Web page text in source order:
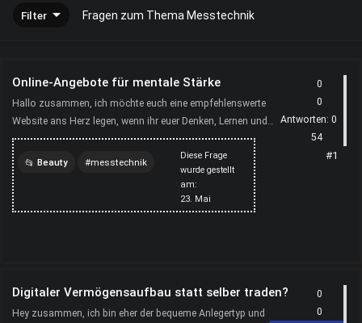
Filter Fragen zum Thema Messtechnik
Online-Angebote für mentale Stärke
Hallo zusammen, ich möchte euch eine empfehlenswerte
Website ans Herz legen, wenn ihr euer Denken, Lernen und
Fokussieren verbessern wollt. Dort werden verschiedene Impul...
Diese Frage
wurde gestellt
am:
23. Mai
Beauty messtechnik
0
0
Antworten: 0
54
#1
Digitaler Vermögensaufbau statt selber traden?
Hey zusammen, ich bin eher der bequeme Anlegertyp und
0
0